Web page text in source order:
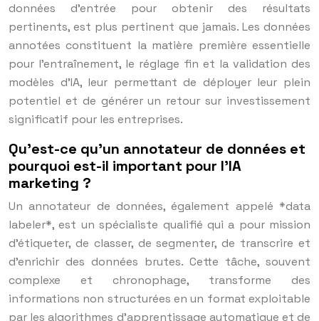
données d’entrée pour obtenir des résultats
pertinents, est plus pertinent que jamais. Les données
annotées constituent la matière première essentielle
pour l’entraînement, le réglage fin et la validation des
modèles d’IA, leur permettant de déployer leur plein
potentiel et de générer un retour sur investissement
significatif pour les entreprises.
Qu’est-ce qu’un annotateur de données et
pourquoi est-il important pour l’IA
marketing ?
Un annotateur de données, également appelé *data
labeler*, est un spécialiste qualifié qui a pour mission
d’étiqueter, de classer, de segmenter, de transcrire et
d’enrichir des données brutes. Cette tâche, souvent
complexe et chronophage, transforme des
informations non structurées en un format exploitable
par les algorithmes d’apprentissage automatique et de